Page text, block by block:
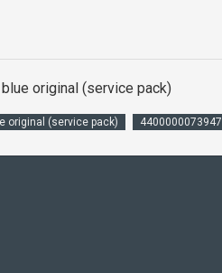
original (service pack)
original (service pack) 4400000073947